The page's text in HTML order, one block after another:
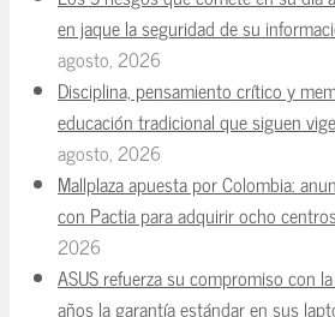
en jaque la seguridad de su
agosto, 2026
Disciplina, pensamiento crítico y
educación tradicional que siguen
agosto, 2026
Mallplaza apuesta por Colombia:
con Pactia para adquirir ocho
2026
ASUS refuerza su compromiso con
años la garantía estándar en sus